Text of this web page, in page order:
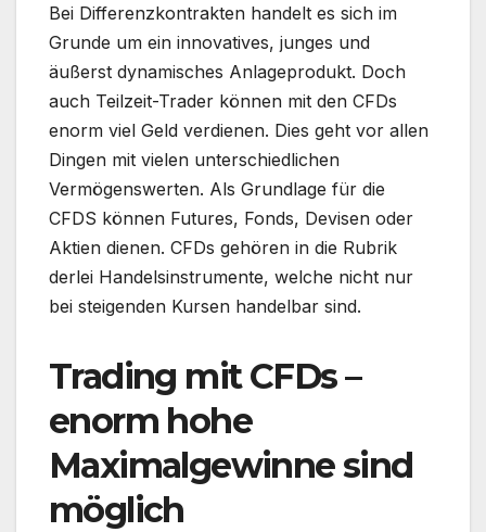
Bei Differenzkontrakten handelt es sich im
Grunde um ein innovatives, junges und
äußerst dynamisches Anlageprodukt. Doch
auch Teilzeit-Trader können mit den CFDs
enorm viel Geld verdienen. Dies geht vor allen
Dingen mit vielen unterschiedlichen
Vermögenswerten. Als Grundlage für die
CFDS können Futures, Fonds, Devisen oder
Aktien dienen. CFDs gehören in die Rubrik
derlei Handelsinstrumente, welche nicht nur
bei steigenden Kursen handelbar sind.
Trading mit CFDs –
enorm hohe
Maximalgewinne sind
möglich